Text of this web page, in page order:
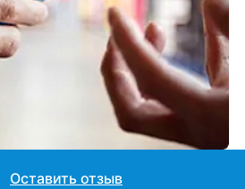
Оставить отзыв